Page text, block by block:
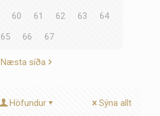
60 61 62 63
64
65
66 67
Næsta síða
Höfundur Sýna allt